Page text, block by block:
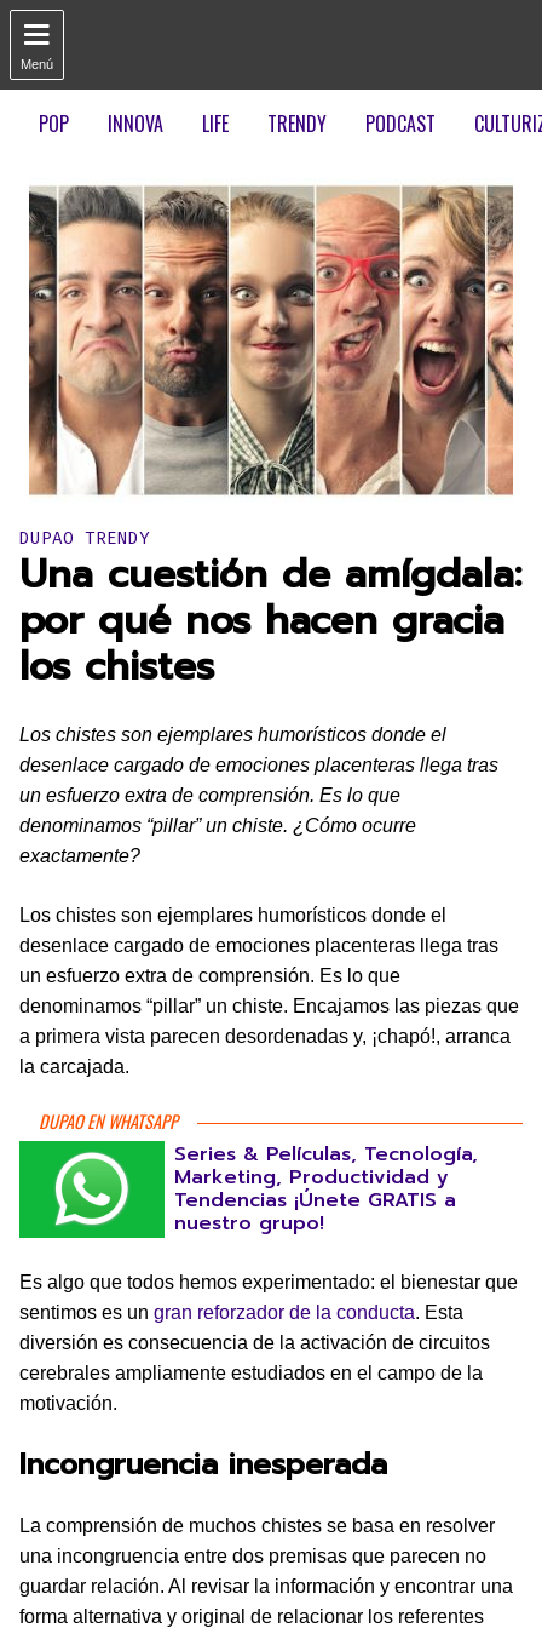

Menú
POP INNOVA LIFE TRENDY PODCAST
Publicado en:
DUPAO TRENDY
Una cuestión de amígdala:
por qué nos hacen gracia
los chistes
Los chistes son ejemplares humorísticos donde el
desenlace cargado de emociones placenteras llega tras
un esfuerzo extra de comprensión. Es lo que
denominamos “pillar” un chiste. ¿Cómo ocurre
exactamente?
Los chistes son ejemplares humorísticos donde el
desenlace cargado de emociones placenteras llega tras
un esfuerzo extra de comprensión. Es lo que
denominamos “pillar” un chiste. Encajamos las piezas que
a primera vista parecen desordenadas y, ¡chapó!, arranca
la carcajada.
DUPAO EN WHATSAPP
Series & Películas, Tecnología,
Marketing, Productividad y
Tendencias ¡Únete GRATIS a
nuestro grupo!
Es algo que todos hemos experimentado: el bienestar que
sentimos es un gran reforzador de la conducta. Esta
diversión es consecuencia de la activación de circuitos
cerebrales ampliamente estudiados en el campo de la
motivación.
Incongruencia inesperada
La comprensión de muchos chistes se basa en resolver
una incongruencia entre dos premisas que parecen no
guardar relación. Al revisar la información y encontrar una
forma alternativa y original de relacionar los referentes